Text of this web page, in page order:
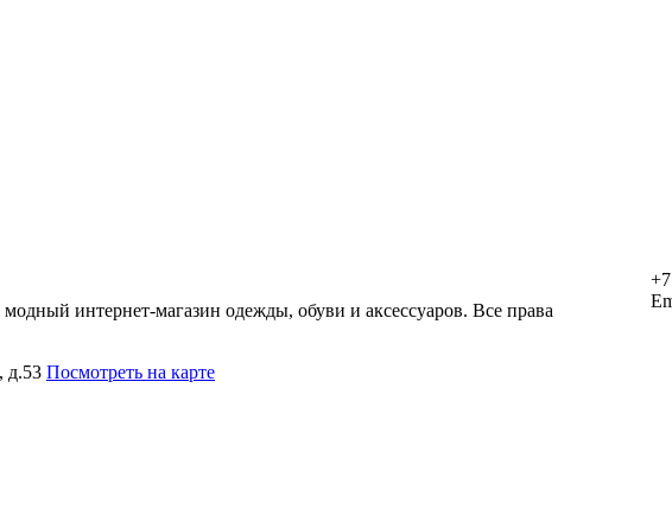
интернет-магазин одежды, обуви и аксессуаров. Все права
д.53 Посмотреть на карте